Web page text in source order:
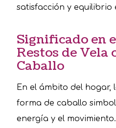
satisfacción y equilibrio
Significado en
Restos de Vela
Caballo
En el ámbito del hogar,
forma de caballo
energía y el